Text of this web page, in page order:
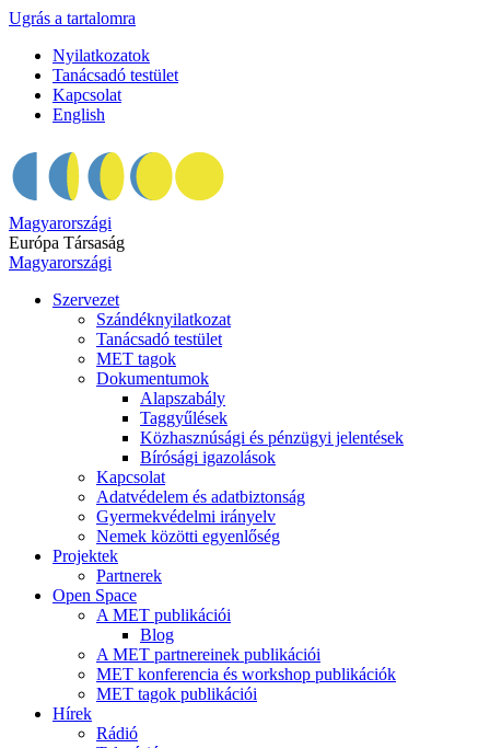
Ugrás a tartalomra
Nyilatkozatok
Tanácsadó testület
Kapcsolat
English
Magyarországi
Európa Társaság
Magyarországi
Szervezet
Szándéknyilatkozat
Tanácsadó testület
MET tagok
Dokumentumok
Alapszabály
Taggyűlések
Közhasznúsági és pénzügyi jelentések
Bírósági igazolások
Kapcsolat
Adatvédelem és adatbiztonság
Gyermekvédelmi irányelv
Nemek közötti egyenlőség
Projektek
Partnerek
Open Space
A MET publikációi
Blog
A MET partnereinek publikációi
MET konferencia és workshop publikációk
MET tagok publikációi
Hírek
Rádió